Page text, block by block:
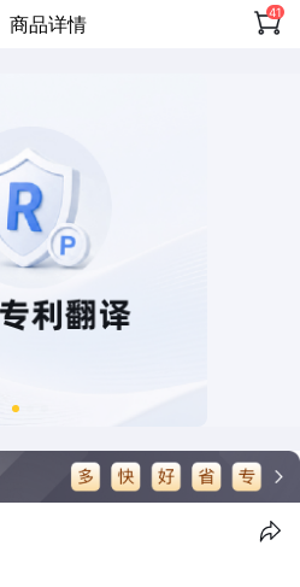
商品详情 41